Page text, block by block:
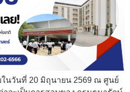
นวันที่ 20 มิถุนายน 2569 ณ ศูนย์